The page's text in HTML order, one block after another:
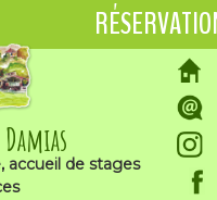
Damias
accueil de stages